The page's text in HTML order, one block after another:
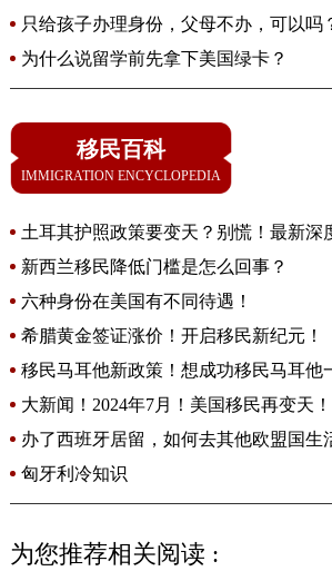
只给孩子办理身份，父母不办，可以吗
为什么说留学前先拿下美国绿卡？
移民百科
IMMIGRATION ENCYCLOPEDIA
土耳其护照政策要变天？别慌！最新深
新西兰移民降低门槛是怎么回事？
六种身份在美国有不同待遇！
希腊黄金签证涨价！开启移民新纪元！
移民马耳他新政策！想成功移民马耳他
区！
大新闻！2024年7月！美国移民再变天！
办了西班牙居留，如何去其他欧盟国生
匈牙利冷知识
为您推荐相关阅读 :